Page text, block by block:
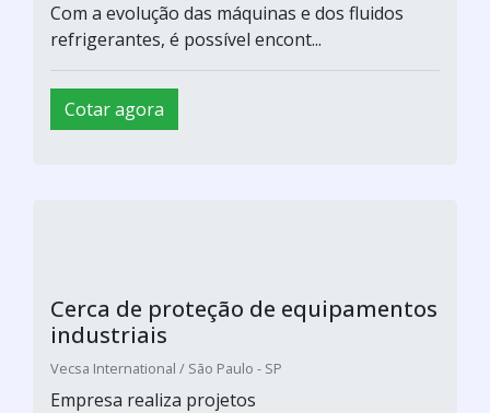
Com a evolução das máquinas e dos fluidos
refrigerantes, é possível encont...
Cotar agora
Cerca de proteção de equipamentos
industriais
Vecsa International / São Paulo - SP
Empresa realiza projetos